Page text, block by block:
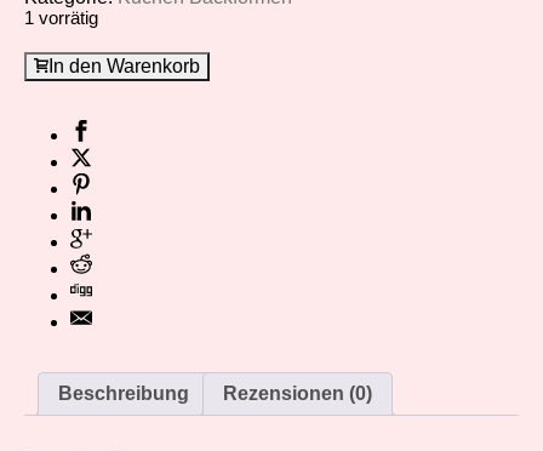
1 vorrätig
In den Warenkorb
Beschreibung Rezensionen (0)